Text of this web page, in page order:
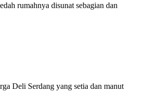
rumahnya disunat sebagian dan
Deli Serdang yang setia dan manut